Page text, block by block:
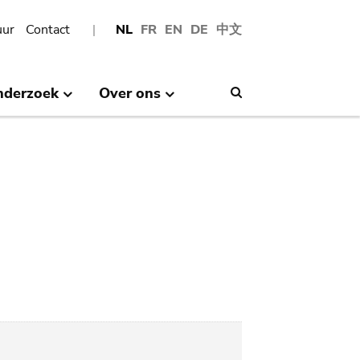
NL FR EN DE 中文
Contact
Over ons